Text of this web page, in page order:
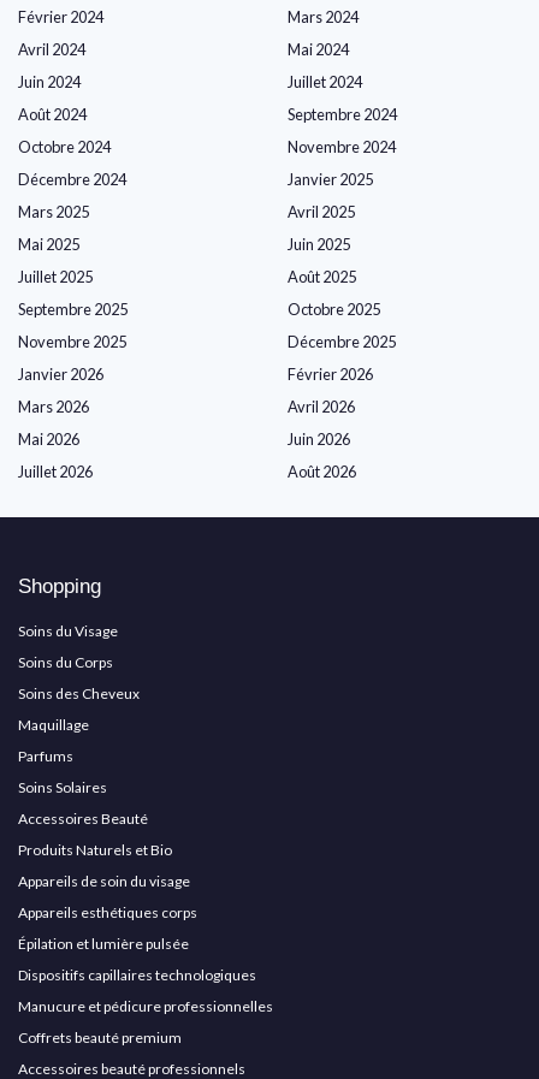
Février 2024
Mars 2024
Avril 2024
Mai 2024
Juin 2024
Juillet 2024
Août 2024
Septembre 2024
Octobre 2024
Novembre 2024
Décembre 2024
Janvier 2025
Mars 2025
Avril 2025
Mai 2025
Juin 2025
Juillet 2025
Août 2025
Septembre 2025
Octobre 2025
Novembre 2025
Décembre 2025
Janvier 2026
Février 2026
Mars 2026
Avril 2026
Mai 2026
Juin 2026
Juillet 2026
Août 2026
Shopping
Soins du Visage
Soins du Corps
Soins des Cheveux
Maquillage
Parfums
Soins Solaires
Accessoires Beauté
Produits Naturels et Bio
Appareils de soin du visage
Appareils esthétiques corps
Épilation et lumière pulsée
Dispositifs capillaires technologiques
Manucure et pédicure professionnelles
Coffrets beauté premium
Accessoires beauté professionnels